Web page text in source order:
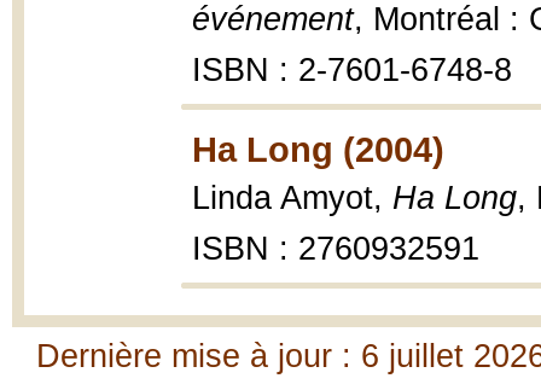
événement, Montréal :
ISBN : 2-7601-6748-8
Ha Long (2004)
Linda Amyot, Ha Long,
ISBN : 2760932591
Dernière mise à jour : 6 juillet